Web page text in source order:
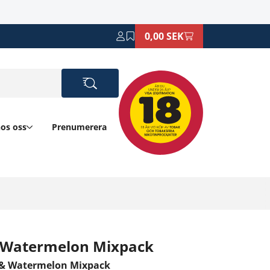
0,00 SEK
oss Prenumerera
Mixpack
Watermelon Mixpack